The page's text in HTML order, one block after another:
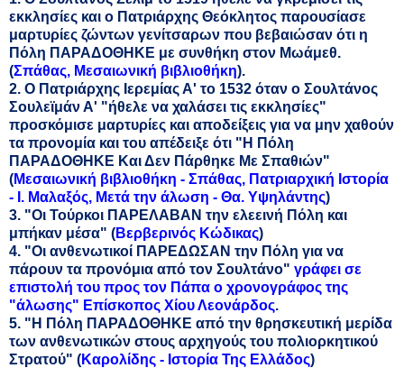
εκκλησίες και ο Πατριάρχης Θεόκλητος παρουσίασε
μαρτυρίες ζώντων γενίτσαρων που βεβαιώσαν ότι η
Πόλη ΠΑΡΑΔΟΘΗΚΕ με συνθήκη στον Μωάμεθ.
(Σπάθας, Μεσαιωνική βιβλιοθήκη).
2. Ο Πατριάρχης Ιερεμίας Α' το 1532 όταν ο Σουλτάνος
Σουλεϊμάν Α' "ήθελε να χαλάσει τις εκκλησίες"
προσκόμισε μαρτυρίες και αποδείξεις για να μην χαθούν
τα προνομία και του απέδειξε ότι "Η Πόλη
ΠΑΡΑΔΟΘΗΚΕ Και Δεν Πάρθηκε Με Σπαθιών"
(Μεσαιωνική βιβλιοθήκη - Σπάθας, Πατριαρχική Ιστορία
- Ι. Μαλαξός, Μετά την άλωση - Θα. Υψηλάντης)
3. "Οι Τούρκοι ΠΑΡΕΛΑΒΑΝ την ελεεινή Πόλη και
μπήκαν μέσα" (Βερβερινός Κώδικας)
4. "Οι ανθενωτικοί ΠΑΡΕΔΩΣΑΝ την Πόλη για να
πάρουν τα προνόμια από τον Σουλτάνο" γράφει σε
επιστολή του προς τον Πάπα ο χρονογράφος της
"άλωσης" Επίσκοπος Χίου Λεονάρδος.
5. "Η Πόλη ΠΑΡΑΔΟΘΗΚΕ από την θρησκευτική μερίδα
των ανθενωτικών στους αρχηγούς του πολιορκητικού
Στρατού" (Καρολίδης - Ιστορία Της Ελλάδος)